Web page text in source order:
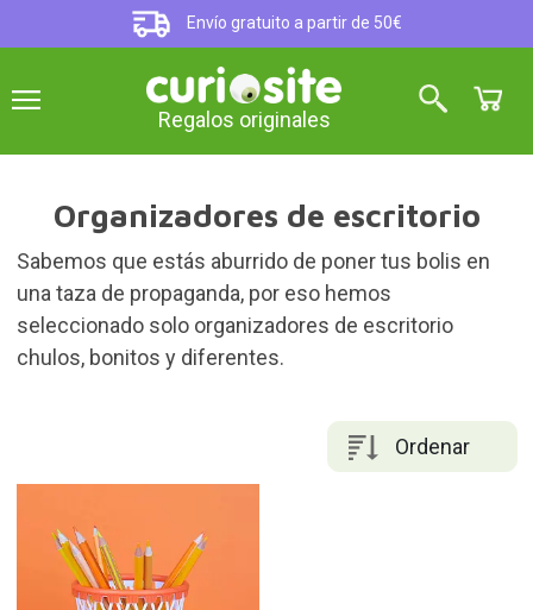
Envío gratuito a partir de 50€
Regalos originales
Organizadores de escritorio
Sabemos que estás aburrido de poner tus bolis en
una taza de propaganda, por eso hemos
seleccionado solo organizadores de escritorio
chulos, bonitos y diferentes.
Ordenar